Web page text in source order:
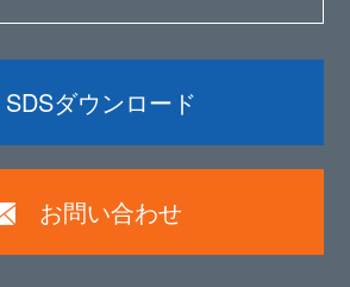
SDSダウンロード
お問い合わせ